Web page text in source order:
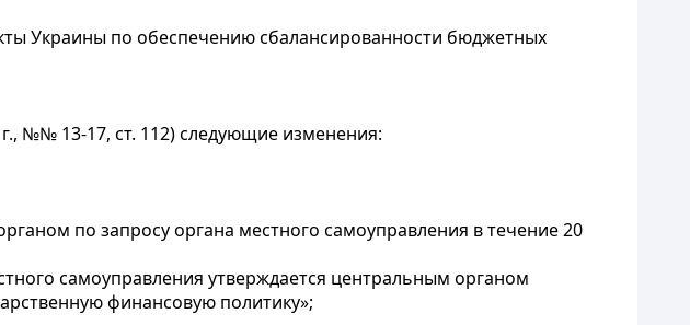
Украины по обеспечению сбалансированности бюджетных
№№ 13-17, ст. 112) следующие изменения:
по запросу органа местного самоуправления в течение 20
самоуправления утверждается центральным органом
финансовую политику»;